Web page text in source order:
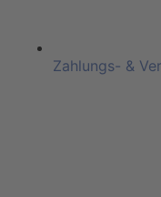
Zahlungs- &